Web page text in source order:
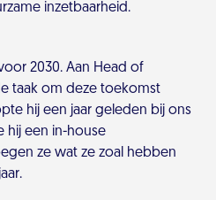
inzetbaarheid.
2030. Aan Head of
taak om deze toekomst
hij een jaar geleden bij ons
hij een in-house
ze wat ze zoal hebben